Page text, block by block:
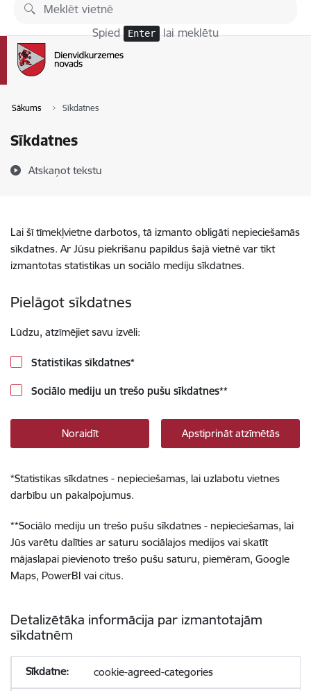
Pāriet uz lapas saturu
Spied Enter lai meklētu
Sākums Sīkdatnes
Sīkdatnes
Atskaņot tekstu
Lai šī tīmekļvietne darbotos, tā izmanto obligāti nepieciešamās
sīkdatnes. Ar Jūsu piekrišanu papildus šajā vietnē var tikt
izmantotas statistikas un sociālo mediju sīkdatnes.
Pielāgot sīkdatnes
Lūdzu, atzīmējiet savu izvēli:
Statistikas sīkdatnes*
Sociālo mediju un trešo pušu sīkdatnes**
Noraidīt Apstiprināt atzīmētās
*Statistikas sīkdatnes - nepieciešamas, lai uzlabotu vietnes
darbību un pakalpojumus.
**Sociālo mediju un trešo pušu sīkdatnes - nepieciešamas, lai
Jūs varētu dalīties ar saturu sociālajos medijos vai skatīt
mājaslapai pievienoto trešo pušu saturu, piemēram, Google
Maps, PowerBI vai citus.
Detalizētāka informācija par izmantotajām
sīkdatnēm
cookie-agreed-categories